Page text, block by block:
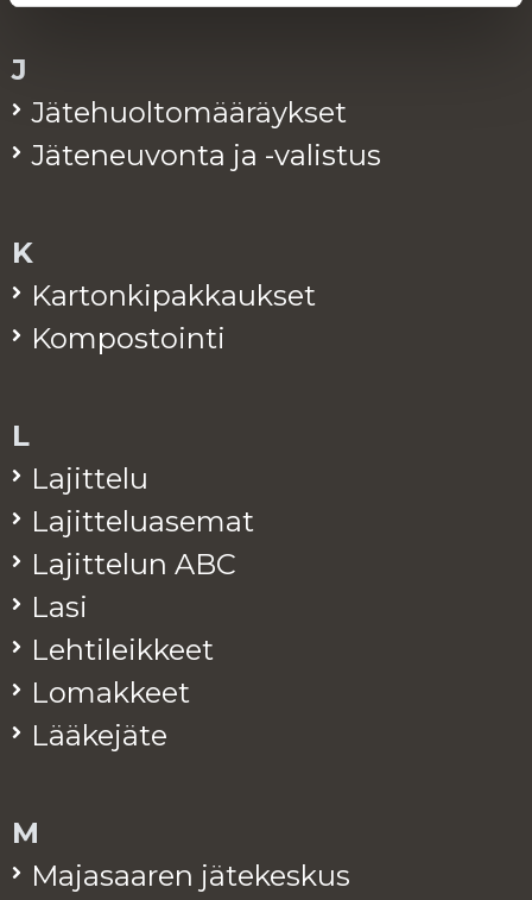
J
Jä­te­huol­to­mää­räyk­set
Jä­te­neu­von­ta ja -va­lis­tus
K
Kar­ton­ki­pak­kauk­set
Kom­pos­toin­ti
L
La­jit­te­lu
La­jit­te­lua­se­mat
La­jit­te­lun ABC
Lasi
Leh­ti­leik­keet
Lo­mak­keet
Lää­ke­jä­te
M
Ma­ja­saa­ren jä­te­kes­kus